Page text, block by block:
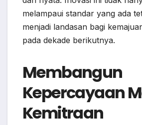
melampaui standar yang ada
menjadi landasan bagi
pada dekade berikutnya.
Membangun
Kepercayaan
Kemitraan